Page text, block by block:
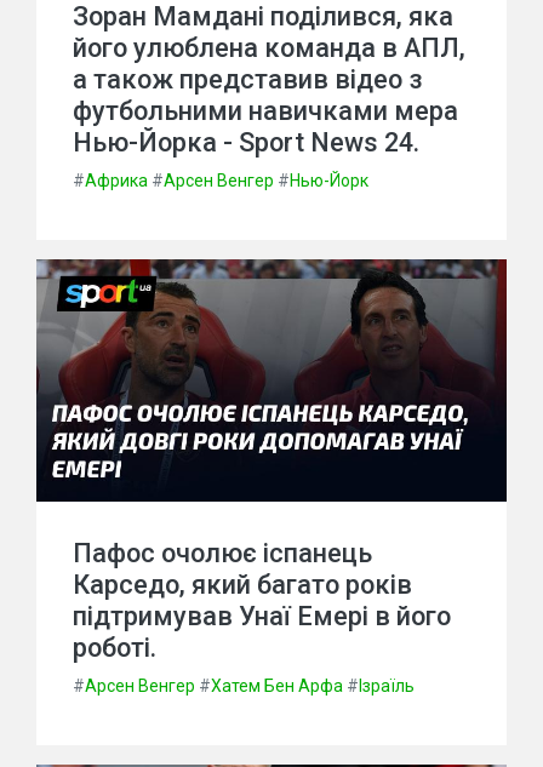
Зоран Мамдані поділився, яка
його улюблена команда в АПЛ,
а також представив відео з
футбольними навичками мера
Нью-Йорка - Sport News 24.
#Африка #Арсен Венгер #Нью-Йорк
Пафос очолює іспанець
Карседо, який багато років
підтримував Унаї Емері в його
роботі.
#Арсен Венгер #Хатем Бен Арфа # Ізраїль